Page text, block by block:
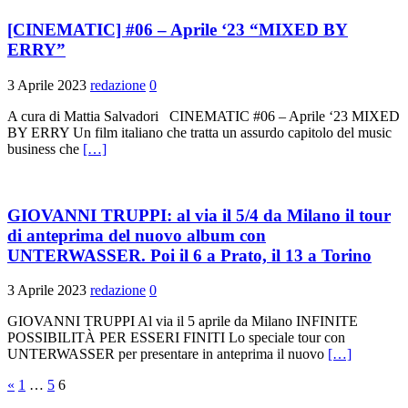
[CINEMATIC] #06 – Aprile ‘23 “MIXED BY
ERRY”
3 Aprile 2023 redazione 0
A cura di Mattia Salvadori CINEMATIC #06 – Aprile ‘23 MIXED
BY ERRY Un film italiano che tratta un assurdo capitolo del music
business che […]
GIOVANNI TRUPPI: al via il 5/4 da Milano il tour
di anteprima del nuovo album con
UNTERWASSER. Poi il 6 a Prato, il 13 a Torino
3 Aprile 2023 redazione 0
GIOVANNI TRUPPI Al via il 5 aprile da Milano INFINITE
POSSIBILITÀ PER ESSERI FINITI Lo speciale tour con
UNTERWASSER per presentare in anteprima il nuovo […]
Paginazione
« 1 … 5 6